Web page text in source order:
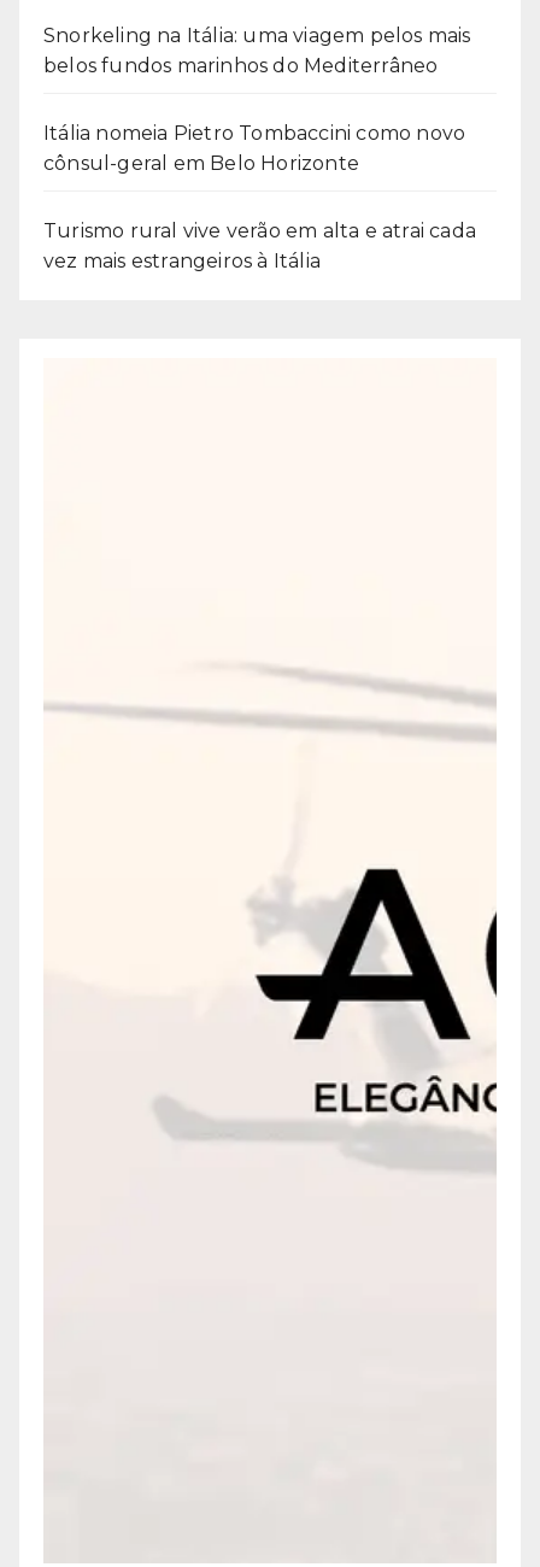
Snorkeling na Itália: uma viagem pelos mais
belos fundos marinhos do Mediterrâneo
Itália nomeia Pietro Tombaccini como novo
cônsul-geral em Belo Horizonte
Turismo rural vive verão em alta e atrai cada
vez mais estrangeiros à Itália